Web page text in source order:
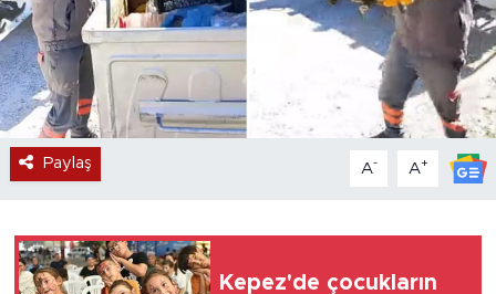
Paylaş A- A+
Kepez'de çocukların
Spor
Turizm